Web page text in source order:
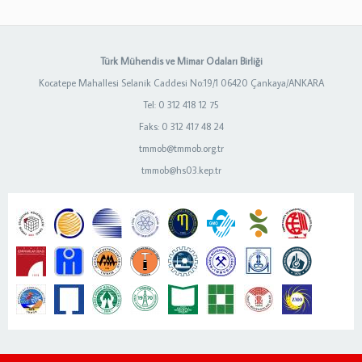
Türk Mühendis ve Mimar Odaları Birliği
Kocatepe Mahallesi Selanik Caddesi No:19/1 06420 Çankaya/ANKARA
Tel: 0 312 418 12 75
Faks: 0 312 417 48 24
tmmob@tmmob.org.tr
tmmob@hs03.kep.tr